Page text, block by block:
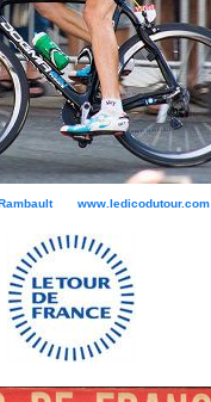
www.ledicodutour.com